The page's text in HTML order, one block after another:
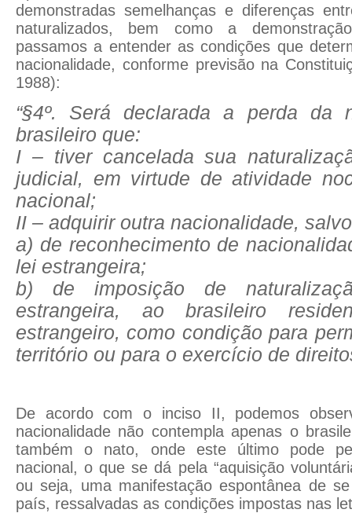
demonstradas semelhanças e diferenças
naturalizados, bem como a
passamos a entender as condições que
nacionalidade, conforme previsão na
1988):
“§4º. Será declarada a perda da
brasileiro que:
I – tiver cancelada sua
judicial, em virtude de atividade
nacional;
II – adquirir outra nacionalidade,
a) de reconhecimento de
lei estrangeira;
b) de imposição de
estrangeira, ao brasileiro
estrangeiro, como condição para
território ou para o exercício de
De acordo com o inciso II, podemos
nacionalidade não contempla apenas o
também o nato, onde este último pode
nacional, o que se dá pela “aquisição
ou seja, uma manifestação espontânea de
país, ressalvadas as condições impostas nas